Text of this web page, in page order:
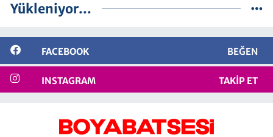
Yükleniyor...
FACEBOOK BEĞEN
INSTAGRAM TAKIP ET